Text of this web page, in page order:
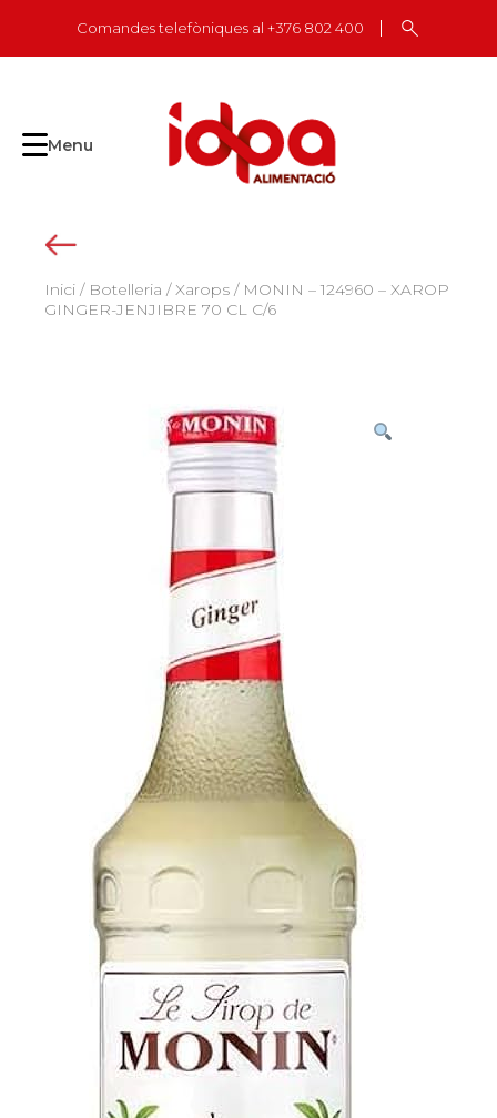
content
Comandes telefòniques al +376 802 400
Menu
Inici / Botelleria /Xarops / MONIN – 124960 – XAROP
GINGER-JENJIBRE 70 CL C/6